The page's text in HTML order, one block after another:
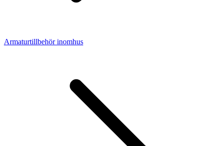
Armaturtillbehör inomhus